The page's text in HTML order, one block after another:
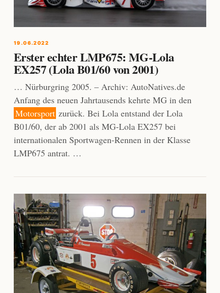
19.06.2022
Erster echter LMP675: MG-Lola
EX257 (Lola B01/60 von 2001)
… Nürburgring 2005. – Archiv: AutoNatives.de
Anfang des neuen Jahrtausends kehrte MG in den
Motorsport zurück. Bei Lola entstand der Lola
B01/60, der ab 2001 als MG-Lola EX257 bei
internationalen Sportwagen-Rennen in der Klasse
LMP675 antrat. …